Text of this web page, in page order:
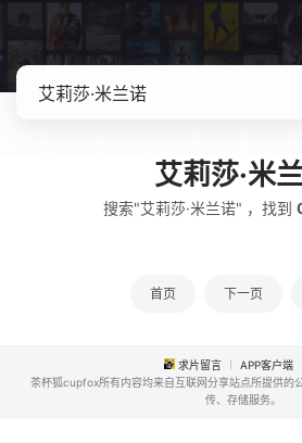
艾莉莎·米
搜索"艾莉莎·米兰诺" ，找到
首页 下一页
求片留言 APP客户端
茶杯狐cupfox所有内容均来自互联网分享站点所提供的
传、存储服务。